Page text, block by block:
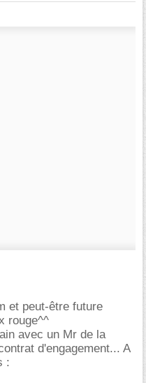
et peut-être future
rouge^^
avec un Mr de la
d'engagement... A
: